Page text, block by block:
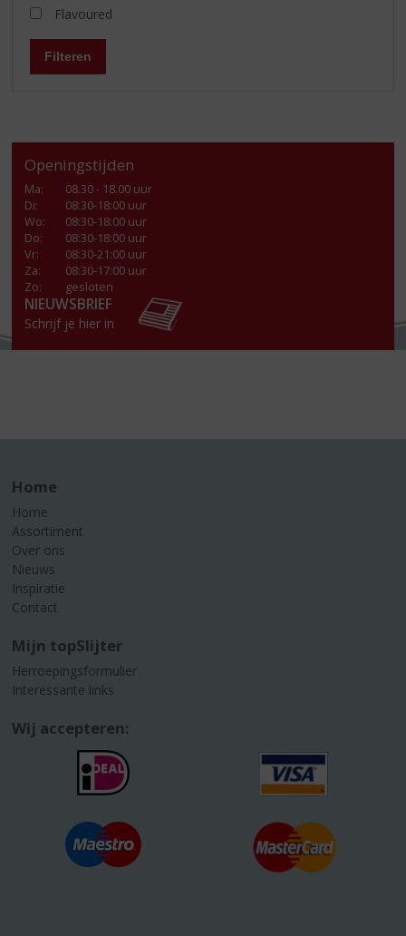
Flavoured
Filteren
Openingstijden
Ma:
08.30 - 18.00 uur
Di:
08:30-18:00 uur
Wo:
08:30-18:00 uur
Do:
08:30-18:00 uur
Vr:
08:30-21:00 uur
Za:
08:30-17:00 uur
Zo:
gesloten
NIEUWSBRIEF
Schrijf je hier in
Home
Home
Assortiment
Over ons
Nieuws
Inspiratie
Contact
Mijn topSlijter
Herroepingsformulier
Interessante links
Wij accepteren: